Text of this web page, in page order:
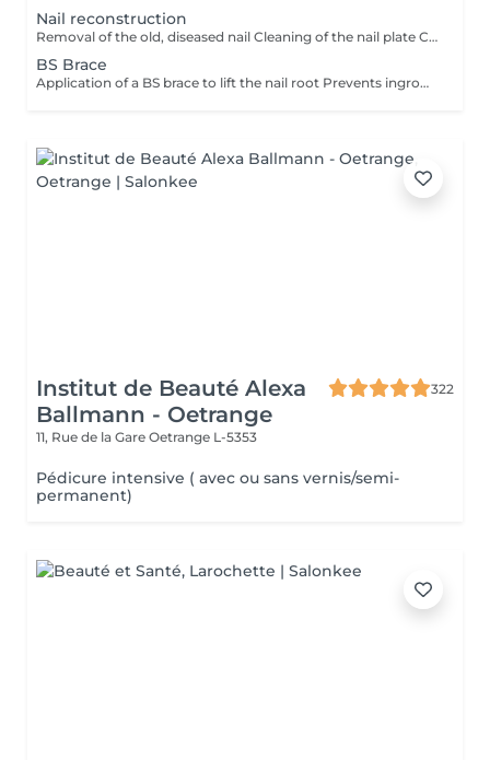
Nail reconstruction
Removal of the old, diseased nail Cleaning of the nail plate Construction of a new nail with acrylic
BS Brace
Application of a BS brace to lift the nail root Prevents ingrown nails Duration 2 months
Institut de Beauté Alexa
Ballmann - Oetrange
322
11, Rue de la Gare Oetrange L-5353
Pédicure intensive ( avec ou sans vernis/semi-
permanent)